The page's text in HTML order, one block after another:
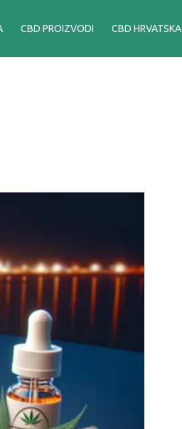
CBD PROIZVODI CBD HRVATSKA